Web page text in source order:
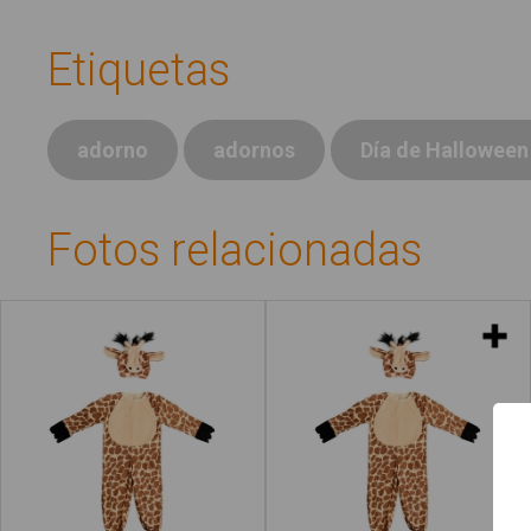
Etiquetas
adorno adornos Día de Halloween
Fotos relacionadas
Leer más
Disfraces
Menú principal
Qué es #Soyvisual